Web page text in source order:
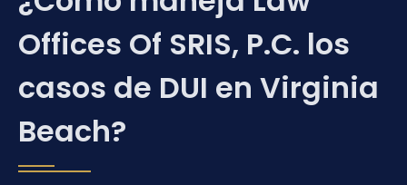
Offices Of SRIS, P.C. los
casos de DUI en Virginia
Beach?